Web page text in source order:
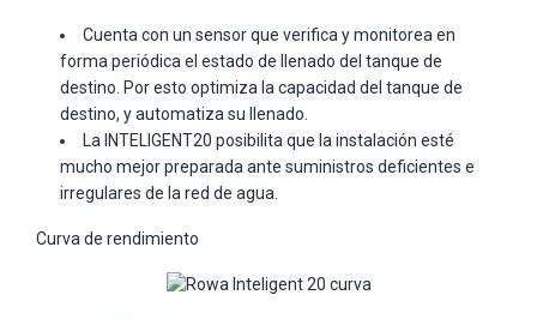
Cuenta con un sensor que verifica y monitorea en
forma periódica el estado de llenado del tanque de
destino. Por esto optimiza la capacidad del tanque de
destino, y automatiza su llenado.
La INTELIGENT20 posibilita que la instalación esté
mucho mejor preparada ante suministros deficientes e
irregulares de la red de agua.
Curva de rendimiento